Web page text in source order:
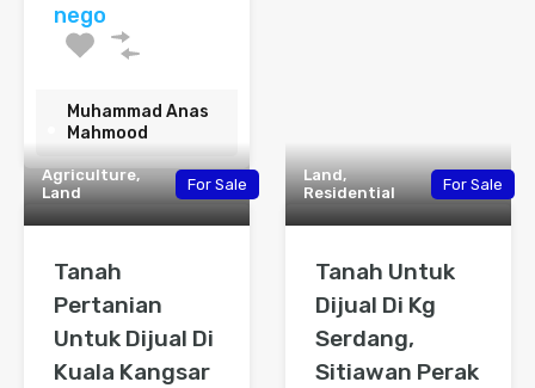
nego
Muhammad Anas
Mahmood
Agriculture,
Land
For Sale
Tanah
Pertanian
Untuk Dijual Di
Kuala Kangsar
Land,
Residential
For Sale
Tanah Untuk
Dijual Di Kg
Serdang,
Sitiawan Perak